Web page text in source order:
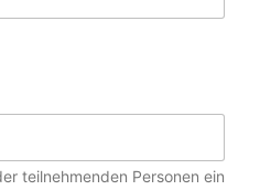
teilnehmenden Personen ein